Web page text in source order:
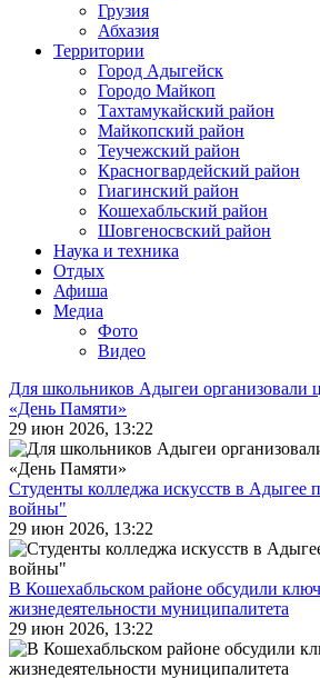
Грузия
Абхазия
Территории
Город Адыгейск
Городо Майкоп
Тахтамукайский район
Майкопский район
Теучежский район
Красногвардейский район
Гиагинский район
Кошехабльский район
Шовгеносвский район
Наука и техника
Отдых
Афиша
Медиа
Фото
Видео
Для школьников Адыгеи организовали
«День Памяти»
29 июн 2026, 13:22
Студенты колледжа искусств в Адыгее
войны"
29 июн 2026, 13:22
В Кошехабльском районе обсудили
жизнедеятельности муниципалитета
29 июн 2026, 13:22